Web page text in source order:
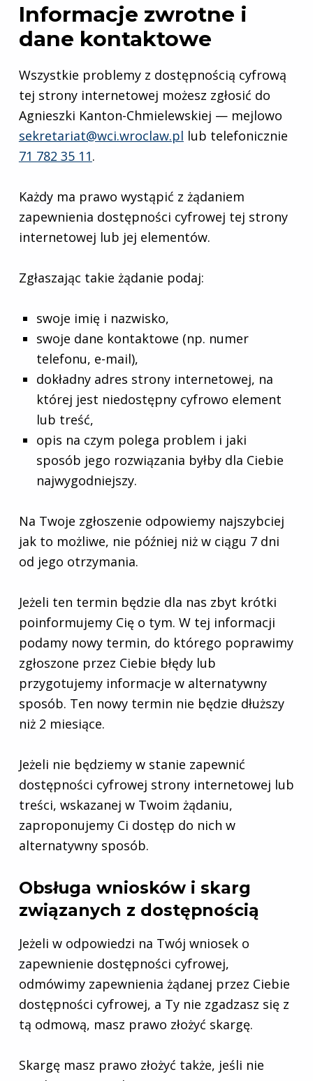
Informacje zwrotne i
dane kontaktowe
Wszystkie problemy z dostępnością cyfrową
tej strony internetowej możesz zgłosić do
Agnieszki Kanton-Chmielewskiej — mejlowo
sekretariat@wci.wroclaw.pl lub telefonicznie
71 782 35 11.
Każdy ma prawo wystąpić z żądaniem
zapewnienia dostępności cyfrowej tej strony
internetowej lub jej elementów.
Zgłaszając takie żądanie podaj:
swoje imię i nazwisko,
swoje dane kontaktowe (np. numer
telefonu, e-mail),
dokładny adres strony internetowej, na
której jest niedostępny cyfrowo element
lub treść,
opis na czym polega problem i jaki
sposób jego rozwiązania byłby dla Ciebie
najwygodniejszy.
Na Twoje zgłoszenie odpowiemy najszybciej
jak to możliwe, nie później niż w ciągu 7 dni
od jego otrzymania.
Jeżeli ten termin będzie dla nas zbyt krótki
poinformujemy Cię o tym. W tej informacji
podamy nowy termin, do którego poprawimy
zgłoszone przez Ciebie błędy lub
przygotujemy informacje w alternatywny
sposób. Ten nowy termin nie będzie dłuższy
niż 2 miesiące.
Jeżeli nie będziemy w stanie zapewnić
dostępności cyfrowej strony internetowej lub
treści, wskazanej w Twoim żądaniu,
zaproponujemy Ci dostęp do nich w
alternatywny sposób.
Obsługa wniosków i skarg
związanych z dostępnością
Jeżeli w odpowiedzi na Twój wniosek o
zapewnienie dostępności cyfrowej,
odmówimy zapewnienia żądanej przez Ciebie
dostępności cyfrowej, a Ty nie zgadzasz się z
tą odmową, masz prawo złożyć skargę.
Skargę masz prawo złożyć także, jeśli nie